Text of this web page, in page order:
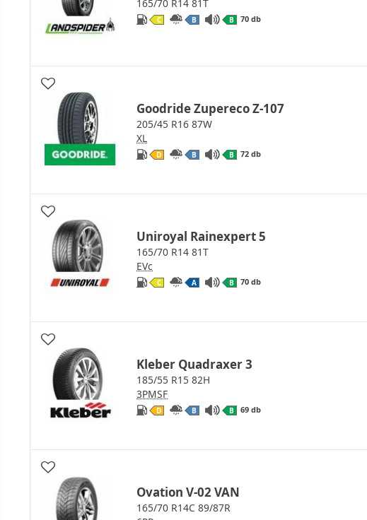
165/70 R14 81T
C B B 70 db
Goodride Zupereco Z-107
205/45 R16 87W
XL
D B B 72 db
Uniroyal Rainexpert 5
165/70 R14 81T
EVc
C A B 70 db
Kleber Quadraxer 3
185/55 R15 82H
3PMSF
D B B 69 db
Ovation V-02 VAN
165/70 R14C 89/87R